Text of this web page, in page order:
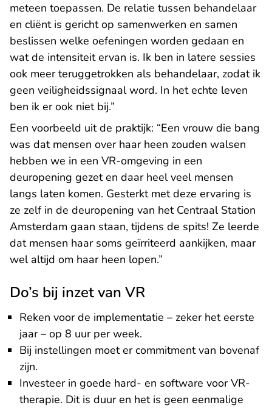
meteen toepassen. De relatie tussen behandelaar
en cliënt is gericht op samenwerken en samen
beslissen welke oefeningen worden gedaan en
wat de intensiteit ervan is. Ik ben in latere sessies
ook meer teruggetrokken als behandelaar, zodat ik
geen veiligheidssignaal word. In het echte leven
ben ik er ook niet bij.”
Een voorbeeld uit de praktijk: “Een vrouw die bang
was dat mensen over haar heen zouden walsen
hebben we in een VR-omgeving in een
deuropening gezet en daar heel veel mensen
langs laten komen. Gesterkt met deze ervaring is
ze zelf in de deuropening van het Centraal Station
Amsterdam gaan staan, tijdens de spits! Ze leerde
dat mensen haar soms geïrriteerd aankijken, maar
wel altijd om haar heen lopen.”
Do’s bij inzet van VR
Reken voor de implementatie – zeker het eerste
jaar – op 8 uur per week.
Bij instellingen moet er commitment van bovenaf
zijn.
Investeer in goede hard- en software voor VR-
therapie. Dit is duur en het is geen eenmalige